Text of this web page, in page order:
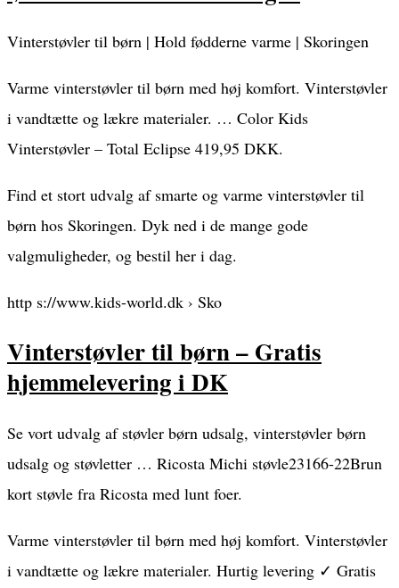
Vinterstøvler til børn | Hold fødderne varme | Skoringen
Varme vinterstøvler til børn med høj komfort. Vinterstøvler
i vandtætte og lækre materialer. … Color Kids
Vinterstøvler – Total Eclipse 419,95 DKK.
Find et stort udvalg af smarte og varme vinterstøvler til
børn hos Skoringen. Dyk ned i de mange gode
valgmuligheder, og bestil her i dag.
http s://www.kids-world.dk › Sko
Vinterstøvler til børn – Gratis
hjemmelevering i DK
Se vort udvalg af støvler børn udsalg, vinterstøvler børn
udsalg og støvletter … Ricosta Michi støvle23166-22Brun
kort støvle fra Ricosta med lunt foer.
Varme vinterstøvler til børn med høj komfort. Vinterstøvler
i vandtætte og lækre materialer. Hurtig levering ✓ Gratis